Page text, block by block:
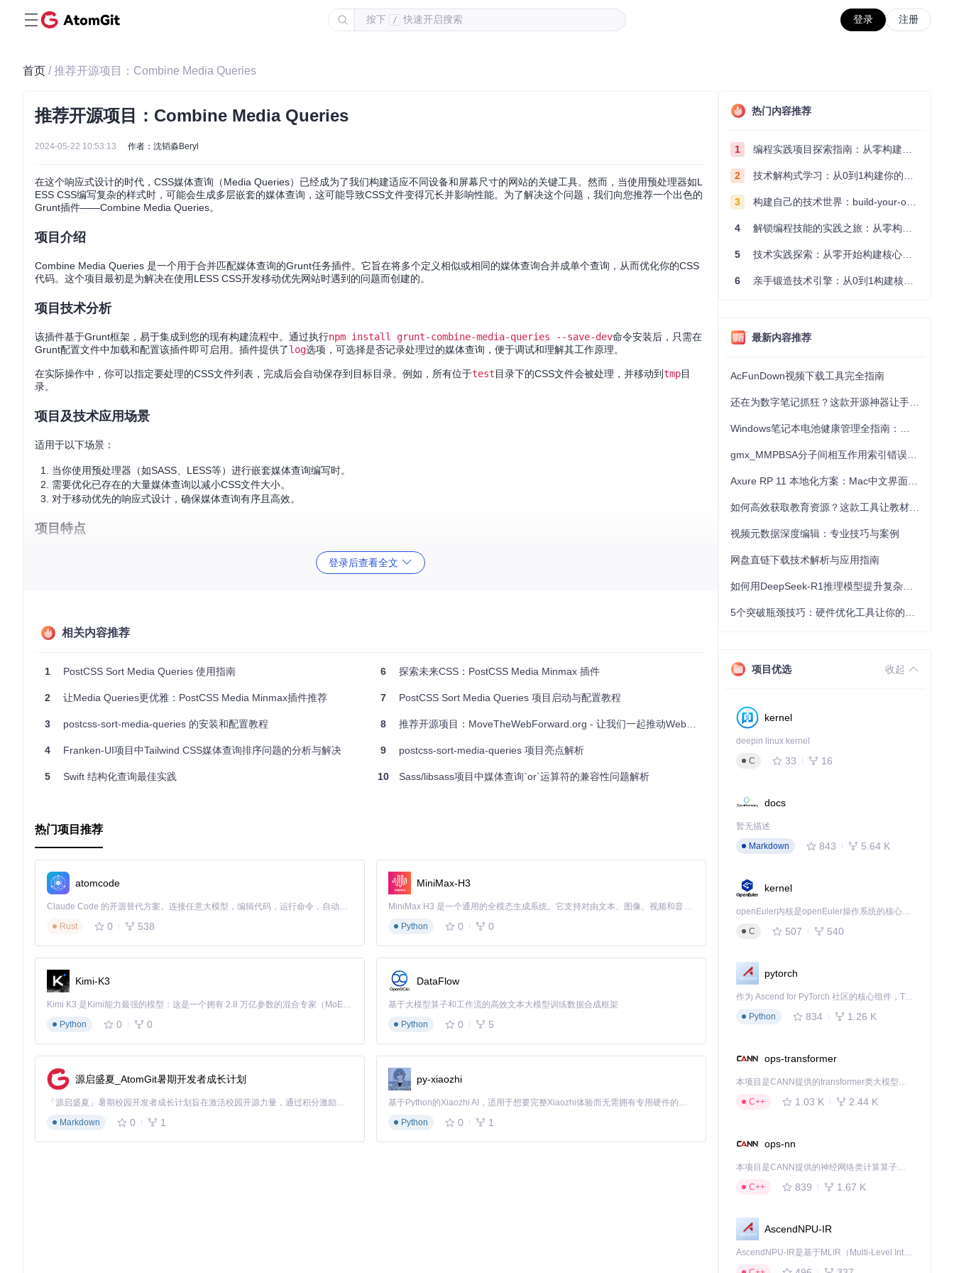
按下 / 快速开启搜索 登录 注册
首页 / 推荐开源项目：Combine Media Queries
推荐开源项目：Combine Media Queries
2024-05-22 10:53:13 作者：沈韬淼Beryl
在这个响应式设计的时代，CSS媒体查询（Media Queries）已经成为了我们构建适应不同设备和屏幕尺寸的网站的关键工具。然而，当使用预处理器如L
ESS CSS编写复杂的样式时，可能会生成多层嵌套的媒体查询，这可能导致CSS文件变得冗长并影响性能。为了解决这个问题，我们向您推荐一个出色的
Grunt插件——Combine Media Queries。
项目介绍
Combine Media Queries 是一个用于合并匹配媒体查询的Grunt任务插件。它旨在将多个定义相似或相同的媒体查询合并成单个查询，从而优化你的CSS
代码。这个项目最初是为解决在使用LESS CSS开发移动优先网站时遇到的问题而创建的。
项目技术分析
该插件基于Grunt框架，易于集成到您的现有构建流程中。通过执行npm install grunt-combine-media-queries --save-dev命令安装后，只需在
Grunt配置文件中加载和配置该插件即可启用。插件提供了log选项，可选择是否记录处理过的媒体查询，便于调试和理解其工作原理。
在实际操作中，你可以指定要处理的CSS文件列表，完成后会自动保存到目标目录。例如，所有位于test目录下的CSS文件会被处理，并移动到tmp目
录。
项目及技术应用场景
适用于以下场景：
当你使用预处理器（如SASS、LESS等）进行嵌套媒体查询编写时。
需要优化已存在的大量媒体查询以减小CSS文件大小。
对于移动优先的响应式设计，确保媒体查询有序且高效。
项目特点
：自动合并匹配的媒体查询，减少CSS中的重复代码。
选项，可开启日志功能，以便查看媒体查询的处理过程。
结合媒体查询的这一优秀特性，能够显著提升你的前端开发效率，同时也帮助优化网站性能，使其在各种设备上都能快速响应。现在就尝试将其加入到你
的开发工具箱中，让CSS管理变得更加轻松吧！
登录后查看全文
相关内容推荐
1 PostCSS Sort Media Queries 使用指南
2 让Media Queries更优雅：PostCSS Media Minmax插件推荐
3 postcss-sort-media-queries 的安装和配置教程
4 Franken-UI项目中Tailwind CSS媒体查询排序问题的分析与解决
5 Swift 结构化查询最佳实践
6 探索未来CSS：PostCSS Media Minmax 插件
7 PostCSS Sort Media Queries 项目启动与配置教程
8 推荐开源项目：MoveTheWebForward.org - 让我们一起推动Web标准前进
9 postcss-sort-media-queries 项目亮点解析
10 Sass/libsass项目中媒体查询`or`运算符的兼容性问题解析
热门项目推荐
atomcode
Claude Code 的开源替代方案。连接任意大模型，编辑代码，运行命令，自动验证 — 全自动执行。用 Rust 构建，极致性能。 ｜ An open-source alternative to Claude Code. Connect any LLM, edit code, run commands, and verify changes — autonomously. Built in Rust for speed. Get Started
Rust
0 538
MiniMax-H3
MiniMax H3 是一个通用的全模态生成系统。它支持对由文本、图像、视频和音频组成的多模态上下文进行统一理解，并能生成分辨率高达 2K、时长可达 15 秒的带原生立体声音频的视频。得益于面向任务泛化的系统设计，H3 在预训练阶段就已具备广泛的多模态上下文理解与生成能力，能够出色地执行复杂的多模态指令。
Python
0 0
Kimi-K3
Kimi K3 是Kimi能力最强的模型：这是一个拥有 2.8 万亿参数的混合专家（MoE）模型，具备原生视觉理解能力，并支持 100 万 token 的上下文窗口。
Python
0 0
DataFlow
基于大模型算子和工作流的高效文本大模型训练数据合成框架
Python
0 5
源启盛夏_AtomGit暑期开发者成长计划
「源启盛夏」暑期校园开发者成长计划旨在激活校园开源力量，通过积分激励、认证扶持、资源倾斜等形式，引导高校组织和开发者完成「入驻 — 建项目 — 做贡献 — 获认证 — 得资源」的完整闭环。无论你是想带领社团入驻平台的组织者，还是希望用代码贡献证明自己的开发者，都能在这里找到属于你的成长路径。
Markdown
0 1
py-xiaozhi
基于Python的Xiaozhi AI，适用于想要完整Xiaozhi体验而无需拥有专用硬件的用户。
Python
0 1
热门内容推荐
1 编程实践项目探索指南：从零构建技术能力体系
2 技术解构式学习：从0到1构建你的编程知识体系
3 构建自己的技术世界：build-your-own-x项目的实践探索指南
4 解锁编程技能的实践之旅：从零构建你的技术世界
5 技术实践探索：从零开始构建核心系统的实践指南
6 亲手锻造技术引擎：从0到1构建核心系统的实践指南
最新内容推荐
AcFunDown视频下载工具完全指南
视频元数据深度编辑：专业技巧与案例
网盘直链下载技术解析与应用指南
项目优选 收起
kernel
deepin linux kernel
C
33 16
docs
暂无描述
Markdown
843 5.64 K
kernel
openEuler内核是openEuler操作系统的核心，既是系统性能与稳定性的基石，也是连接处理器、设备与服务的桥梁。
C
507 540
pytorch
作为 Ascend for PyTorch 社区的核心组件，TorchNPU 是昇腾专为 PyTorch 打造的深度学习适配插件，使 PyTorch 框架能够直接调用昇腾 NPU，为开发者提供昇腾 AI 处理器的超强算力。
Python
834 1.26 K
ops-transformer
本项目是CANN提供的transformer类大模型算子库，实现网络在NPU上加速计算。
C++
1.03 K 2.44 K
ops-nn
本项目是CANN提供的神经网络类计算算子库，实现网络在NPU上加速计算。
C++
839 1.67 K
AscendNPU-IR
AscendNPU-IR是基于MLIR（Multi-Level Intermediate Representation）构建的，面向昇腾亲和算子编译时使用的中间表示，提供昇腾完备表达能力，通过编译优化提升昇腾AI处理器计算效率，支持通过生态框架使能昇腾AI处理器与深度调优